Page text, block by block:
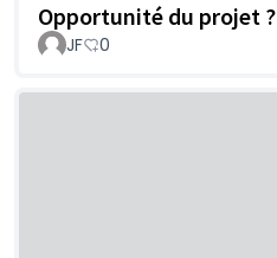
Opportunité du projet ?
JF 0